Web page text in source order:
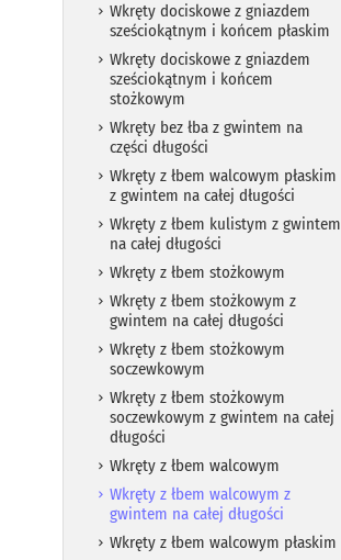
Wkręty dociskowe z gniazdem
sześciokątnym i końcem płaskim
Wkręty dociskowe z gniazdem
sześciokątnym i końcem
stożkowym
Wkręty bez łba z gwintem na
części długości
Wkręty z łbem walcowym płaskim
z gwintem na całej długości
Wkręty z łbem kulistym z gwintem
na całej długości
Wkręty z łbem stożkowym
Wkręty z łbem stożkowym z
gwintem na całej długości
Wkręty z łbem stożkowym
soczewkowym
Wkręty z łbem stożkowym
soczewkowym z gwintem na całej
długości
Wkręty z łbem walcowym
Wkręty z łbem walcowym z
gwintem na całej długości
Wkręty z łbem walcowym płaskim